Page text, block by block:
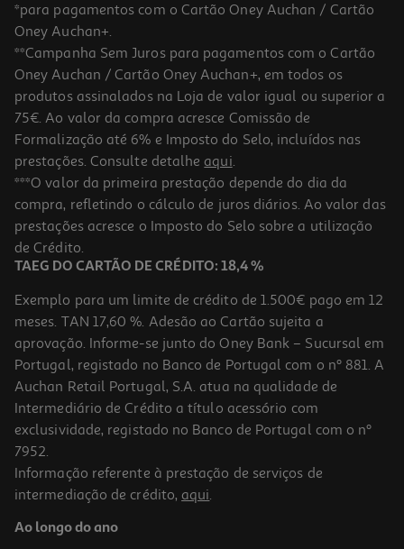
*para pagamentos com o Cartão Oney Auchan / Cartão
Oney Auchan+.
**Campanha Sem Juros para pagamentos com o Cartão
Oney Auchan / Cartão Oney Auchan+, em todos os
produtos assinalados na Loja de valor igual ou superior a
75€. Ao valor da compra acresce Comissão de
Formalização até 6% e Imposto do Selo, incluídos nas
prestações. Consulte detalhe aqui.
***O valor da primeira prestação depende do dia da
compra, refletindo o cálculo de juros diários. Ao valor das
prestações acresce o Imposto do Selo sobre a utilização
de Crédito.
TAEG DO CARTÃO DE CRÉDITO: 18,4 %
Exemplo para um limite de crédito de 1.500€ pago em 12
meses. TAN 17,60 %. Adesão ao Cartão sujeita a
aprovação. Informe-se junto do Oney Bank – Sucursal em
Portugal, registado no Banco de Portugal com o nº 881. A
Auchan Retail Portugal, S.A. atua na qualidade de
Intermediário de Crédito a título acessório com
exclusividade, registado no Banco de Portugal com o nº
7952.
Informação referente à prestação de serviços de
intermediação de crédito, aqui.
Ao longo do ano